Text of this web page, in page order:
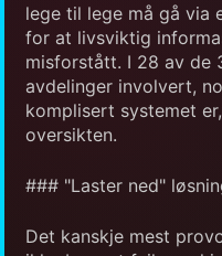
lege til lege må gå via
for at livsviktig
misforstått. I 28 av de
avdelinger involvert,
komplisert systemet
oversikten.
### "Laster ned"
Det kanskje mest